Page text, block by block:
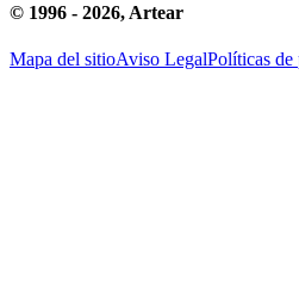
© 1996 - 2026, Artear
Mapa del sitioAviso LegalPolíticas de